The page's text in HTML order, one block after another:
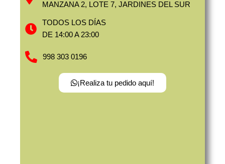
MANZANA 2, LOTE 7, JARDINES DEL SUR
TODOS LOS DÍAS
DE 14:00 A 23:00
998 303 0196
¡Realiza tu pedido aquí!